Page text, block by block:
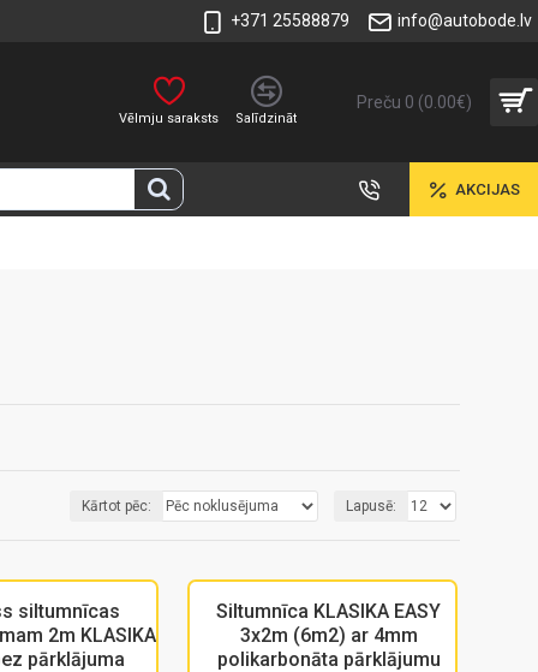
+371 25588879 info@autobode.lv
Vēlmju saraksts Salīdzināt
Preču 0 (0.00€)
AKCIJAS
Kārtot pēc: Lapusē:
siltumnīcas
2m KLASIKA
pārklājuma
Siltumnīca KLASIKA EASY
3x2m (6m2) ar 4mm
polikarbonāta pārklājumu